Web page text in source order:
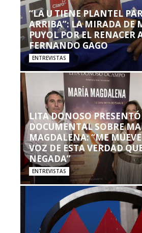
“LA U TIENE PLANTEL
ARRIBA”: LA MIRADA DE
PUYOL POR EL RENACER
FERNANDO GAGO
ENTREVISTAS
LITA DONOSO PRESENTÓ
DOCUMENTAL SOBRE
MAGDALENA: “ME
VOZ DE ESTA VERDAD
NEGADA”
ENTREVISTAS